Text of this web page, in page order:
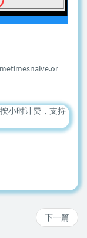
小时计费，支持
下一篇